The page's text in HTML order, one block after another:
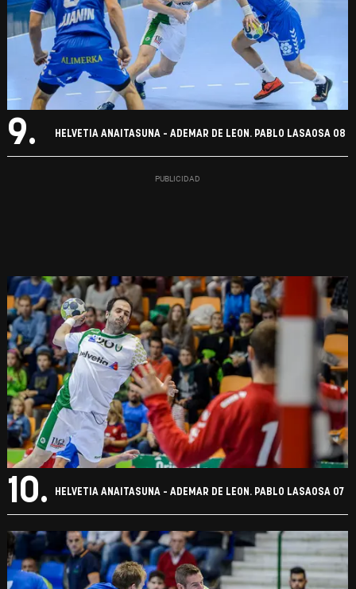
9. HELVETIA ANAITASUNA - ADEMAR DE LEON. PABLO LASAOSA 08
10. HELVETIA ANAITASUNA - ADEMAR DE LEON. PABLO LASAOSA 07